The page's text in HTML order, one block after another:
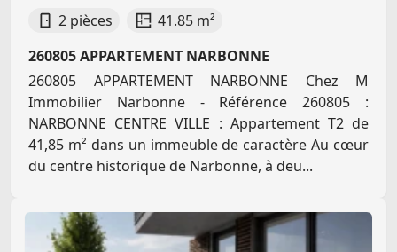
2 pièces
41.85 m²
260805 APPARTEMENT NARBONNE
260805 APPARTEMENT NARBONNE Chez M
Immobilier Narbonne - Référence 260805 :
NARBONNE CENTRE VILLE : Appartement T2 de
41,85 m² dans un immeuble de caractère Au cœur
du centre historique de Narbonne, à deu...